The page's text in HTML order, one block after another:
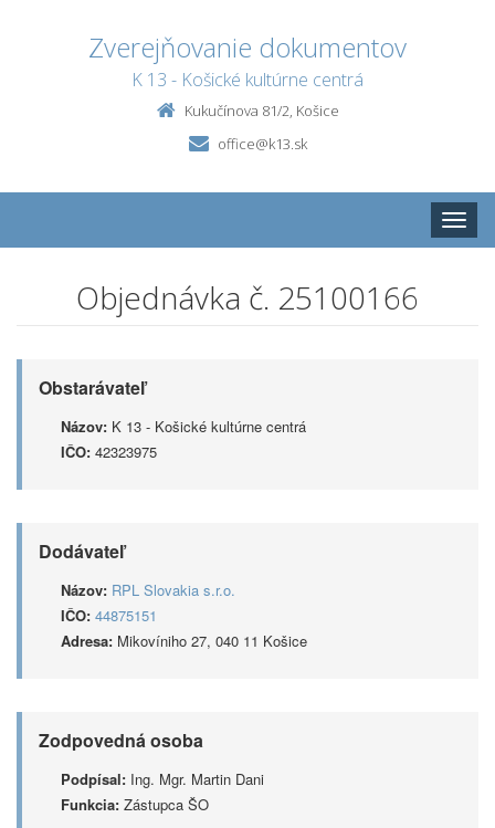
Zverejňovanie dokumentov
K 13 - Košické kultúrne centrá
Kukučínova 81/2, Košice
office@k13.sk
Toggle
Objednávka č. 25100166
Obstarávateľ
Názov: K 13 - Košické kultúrne centrá
IČO: 42323975
Dodávateľ
Názov: RPL Slovakia s.r.o.
IČO: 44875151
Adresa: Mikovíniho 27, 040 11 Košice
Zodpovedná osoba
Podpísal: Ing. Mgr. Martin Dani
Funkcia: Zástupca ŠO